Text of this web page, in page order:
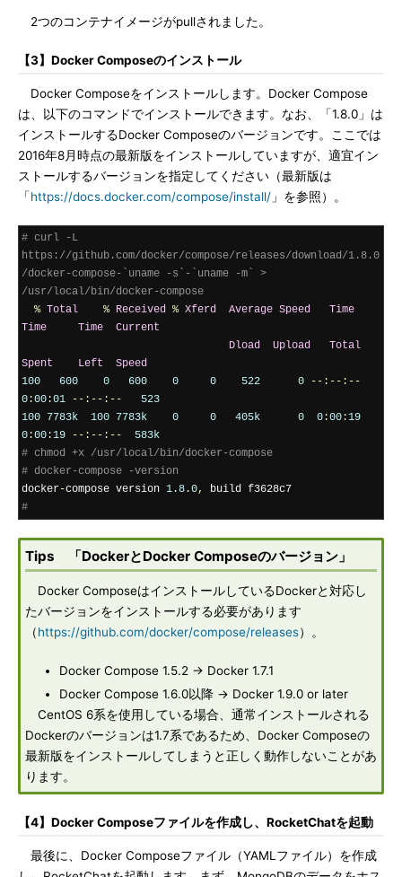
2つのコンテナイメージがpullされました。
【3】Docker Composeのインストール
Docker Composeをインストールします。Docker Compose
は、以下のコマンドでインストールできます。なお、「1.8.0」は
インストールするDocker Composeのバージョンです。ここでは
2016年8月時点の最新版をインストールしていますが、適宜イン
ストールするバージョンを指定してください（最新版は
「https://docs.docker.com/compose/install/ 」を参照）。
# curl -L
https://github.com/docker/compose/releases/download/1.8.0
/docker-compose-`uname -s`-`uname -m` >
/usr/local/bin/docker-compose
% Total % Received % Xferd Average Speed
Time
Time
Time
Current
Dload
Upload
Total
Spent
Left
Speed
100
600 0 600 0 0 522 0
--:--:--
0 :00 :01 --:--:--
523
100 7783k 100 7783k 0 0 405k 0 0 :00 :19
0 :00 :19 --:--:--
583k
# chmod +x /usr/local/bin/docker-compose
# docker-compose -version
docker-compose version 1.8 .0,
#
Tips 「DockerとDocker Composeのバージョン」
Docker ComposeはインストールしているDockerと対応し
たバージョンをインストールする必要があります
（https://github.com/docker/compose/releases）。
Docker Compose 1.5.2 → Docker 1.7.1
Docker Compose 1.6.0以降 → Docker 1.9.0 or later
CentOS 6系を使用している場合、通常インストールされる
Dockerのバージョンは1.7系であるため、Docker Composeの
最新版をインストールしてしまうと正しく動作しないことがあ
ります。
【4】Docker Composeファイルを作成し、RocketChatを起動
最後に、Docker Composeファイル（YAMLファイル）を作成